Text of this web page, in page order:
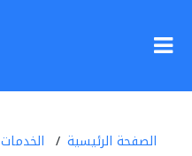
الصفحة الرئيسية الخدمات